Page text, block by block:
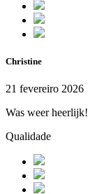
Christine
21 fevereiro 2026
Was weer heerlijk!
Qualidade